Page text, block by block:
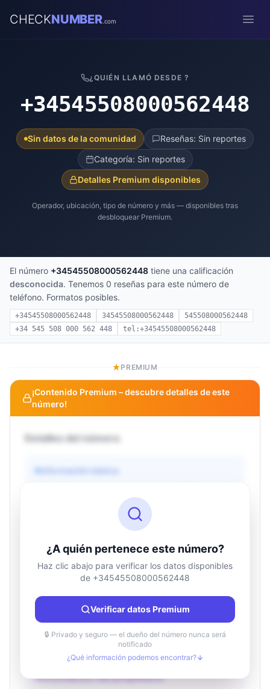
CHECKNUMBER.com
¿QUIÉN LLAMÓ DESDE ?
+34545508000562448
Sin datos de la comunidad
Reseñas: Sin reportes
Categoría: Sin reportes
Detalles Premium disponibles
Operador, ubicación, tipo de número y más — disponibles tras
desbloquear Premium.
El número +34545508000562448 tiene una calificación
desconocida. Tenemos 0 reseñas para este número de
teléfono. Formatos posibles.
+34545508000562448 34545508000562448
545508000562448
+34 545 508 000 562 448
tel:+34545508000562448
PREMIUM
¡Contenido Premium – descubre detalles de este
número!
Detalles del número
Información básica
Información de ubicación
País
Desconocido
Ciudad
Desconocido
Región
Desconocido
Información del propietario
¿A quién pertenece este número?
Haz clic abajo para verificar los datos disponibles
de +34545508000562448
Verificar datos Premium
🔒 Privado y seguro — el dueño del número nunca será
notificado
¿Qué información podemos encontrar?